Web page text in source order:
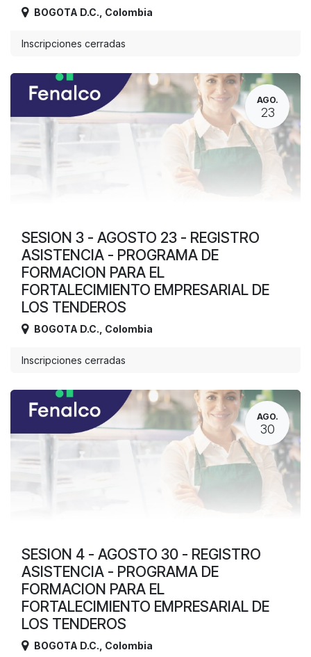
BOGOTA D.C. Colombia
Inscripciones cerradas
AGO.
23
SESION 3 - AGOSTO 23 - REGISTRO
ASISTENCIA - PROGRAMA DE
FORMACION PARA EL
FORTALECIMIENTO EMPRESARIAL DE
LOS TENDEROS
BOGOTA D.C. Colombia
Inscripciones cerradas
AGO.
30
SESION 4 - AGOSTO 30 - REGISTRO
ASISTENCIA - PROGRAMA DE
FORMACION PARA EL
FORTALECIMIENTO EMPRESARIAL DE
LOS TENDEROS
BOGOTA D.C. Colombia